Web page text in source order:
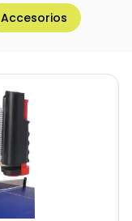
Accesorios